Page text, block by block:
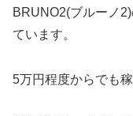
BRUNO2(ブルーノ
ています。
5万円程度からでも